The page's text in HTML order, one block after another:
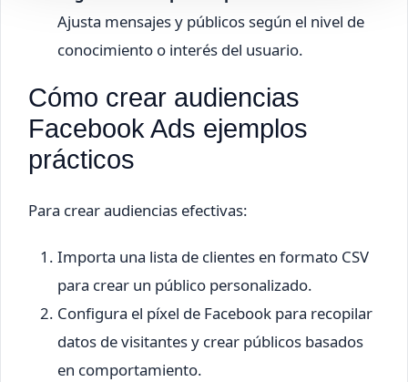
Ajusta mensajes y públicos según el nivel de
conocimiento o interés del usuario.
Cómo crear audiencias
Facebook Ads ejemplos
prácticos
Para crear audiencias efectivas:
Importa una lista de clientes en formato CSV
para crear un público personalizado.
Configura el píxel de Facebook para recopilar
datos de visitantes y crear públicos basados
en comportamiento.